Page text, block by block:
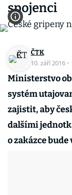
spojenci
ČTK
10. září 2016 ·
Ministerstvo
systém
zajistit, aby
dalšími
o zakázce